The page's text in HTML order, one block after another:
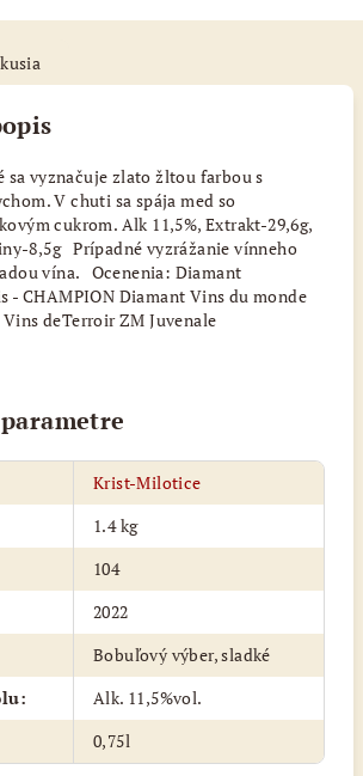
sa vyznačuje zlato žltou farbou s
V chuti sa spája med so
cukrom. Alk 11,5%, Extrakt-29,6g,
8,5g Prípadné vyzrážanie vínneho
vína. Ocenenia: Diamant
- CHAMPION Diamant Vins du monde
deTerroir ZM Juvenale
Krist-Milotice
1.4 kg
104
2022
Bobuľový výber, sladké
:
Alk. 11,5%vol.
0,75l